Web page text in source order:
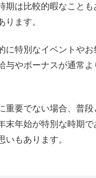
期は比較的暇なこと
ります。
に特別なイベントや
与やボーナスが通常
重要でない場合、普
末年始が特別な時期
いもあります。